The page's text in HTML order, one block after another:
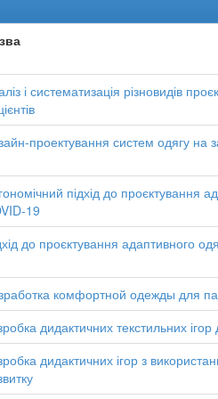
і систематизація різновидів
проектування систем одягу на
підхід до проєктування
19
до проєктування адаптивного
комфортной одежды для
дидактичних текстильних
дидактичних ігор з